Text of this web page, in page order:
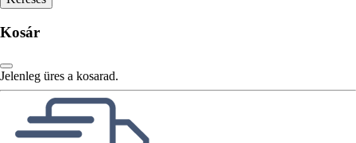
Kosár
Jelenleg üres a kosarad.